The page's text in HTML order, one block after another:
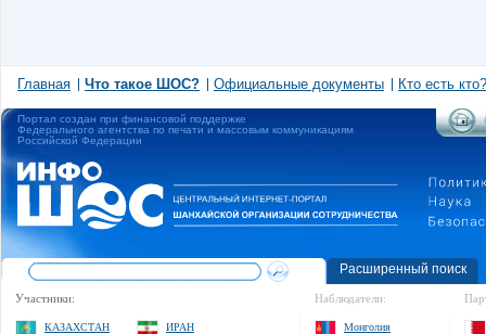
Главная Что такое ШОС? Официальные документы Кто есть кто?
Портал создан при финансовой поддержке
Федерального агентства по печати и массовым коммуникациям
Российской Федерации
Расширенный поиск
Участники:
КАЗАХСТАН
ИРАН
Наблюдатели:
Монголия